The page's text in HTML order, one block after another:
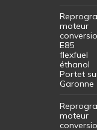
moteur
E85
flexfuel
éthanol
Portet
Garonne
moteur